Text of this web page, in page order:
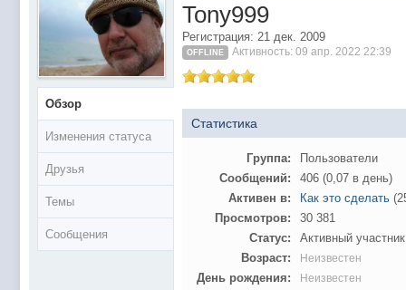
Обзор
Изменения статуса
Друзья
Темы
Сообщения
Tony999
Регистрация: 21 дек. 2009
OFFLINE Активность: 09 апр. 2022 22:39
Статистика
Группа:
Пользователи
Сообщений:
406 (0,07 в день)
Активен в:
Как это сделать
Просмотров:
30 381
Статус:
Активный участник
Возраст:
Неизвестен
День рождения: Неизвестен